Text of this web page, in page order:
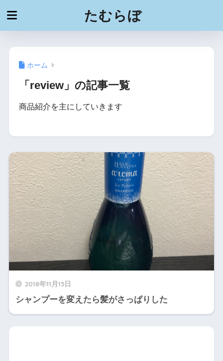
たむらぼ
ホーム
「review」の記事一覧
商品紹介を主にしていきます
2018年11月13日
シャンプーを変えたら髪がさっぱりした